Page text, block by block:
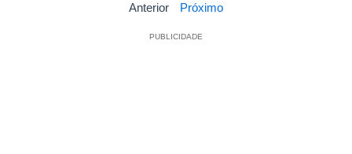
Anterior Próximo
PUBLICIDADE